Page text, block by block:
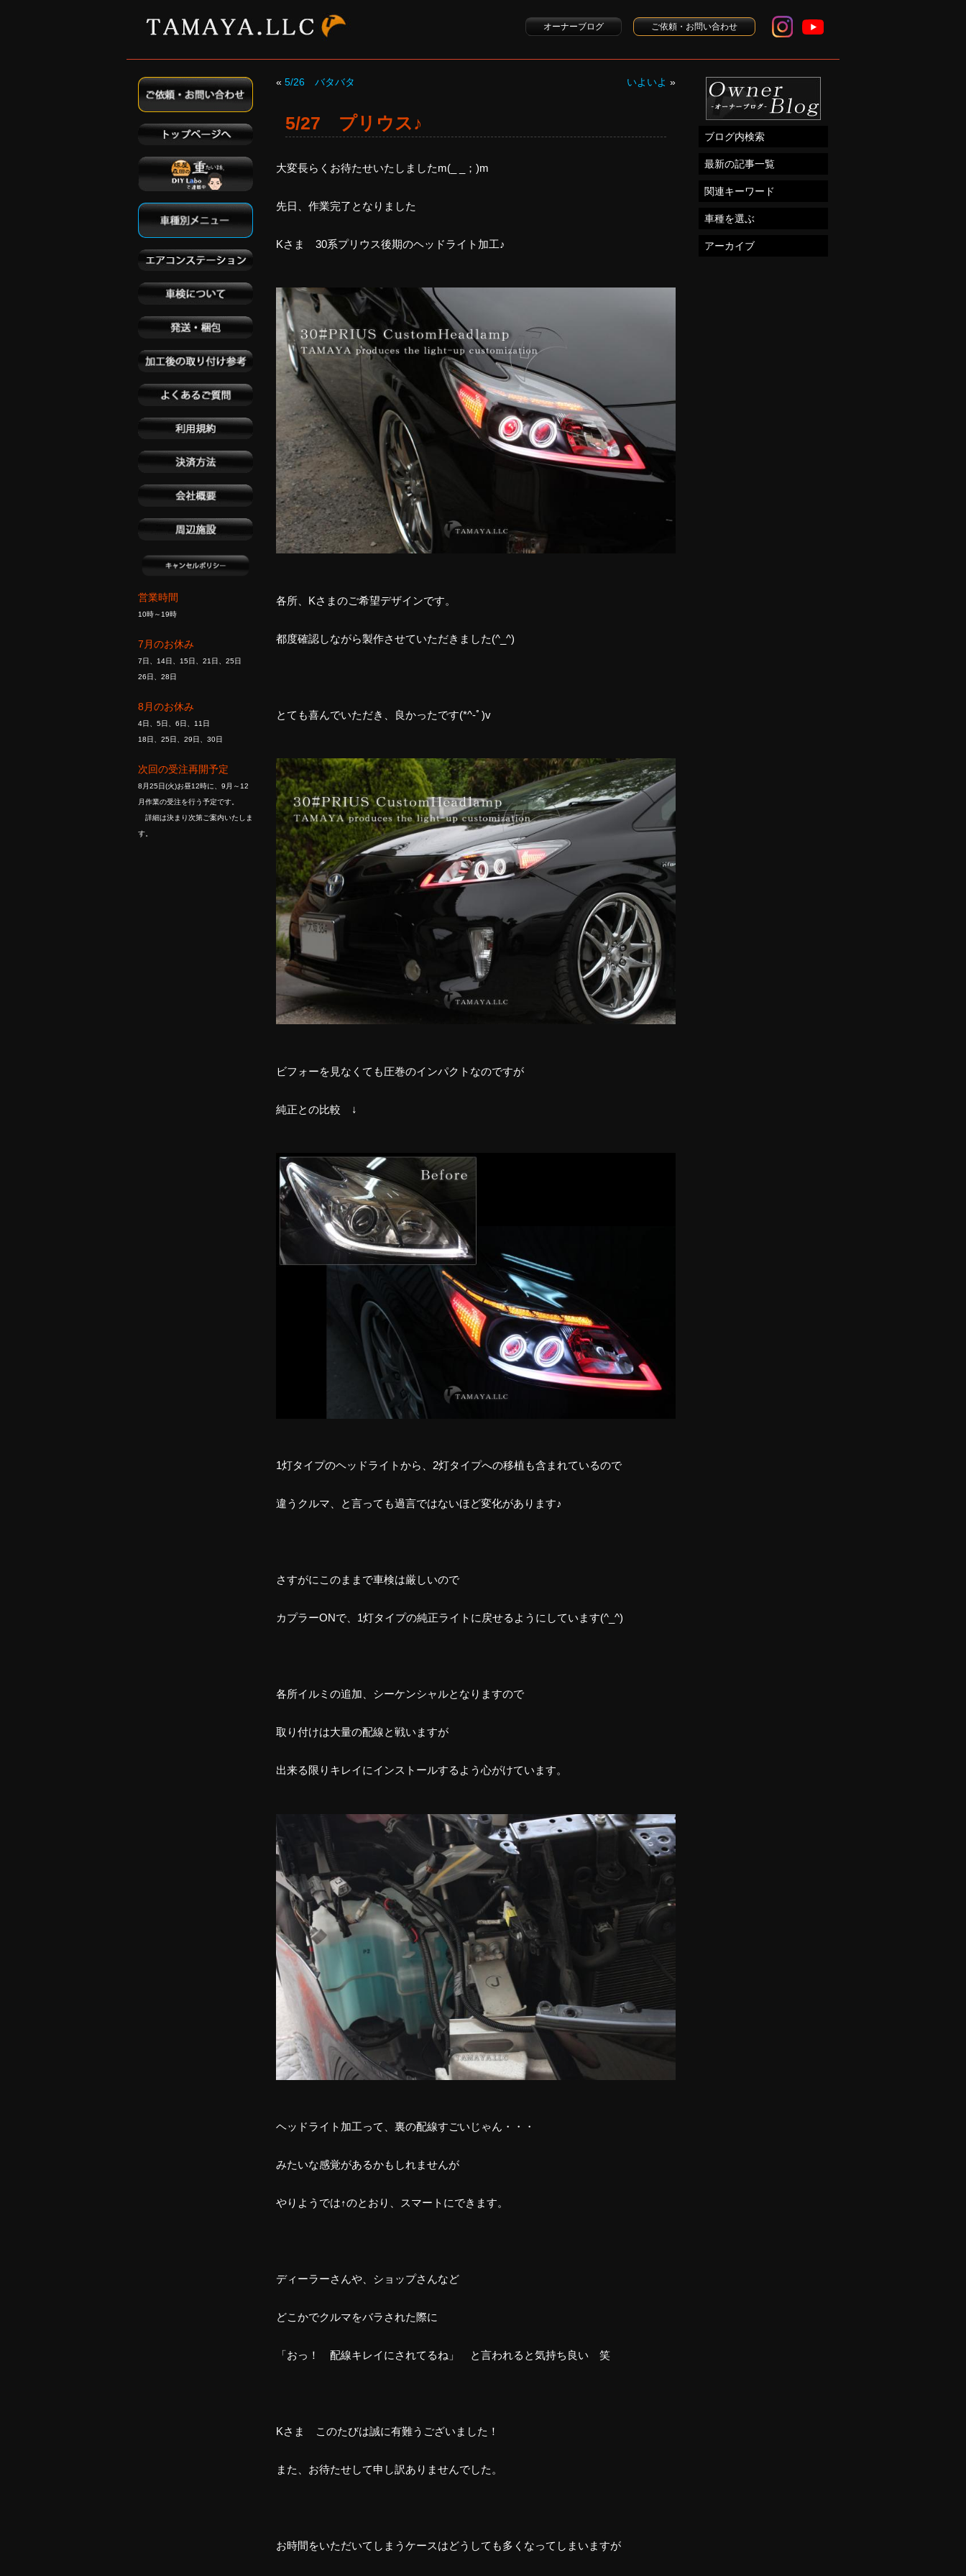
オーナーブログ ご依頼・お問い合わせ
« 5/26 バタバタ いよいよ »
5/27 プリウス♪
大変長らくお待たせいたしましたm(_ _；)m
先日、作業完了となりました
Kさま 30系プリウス後期のヘッドライト加工♪
各所、Kさまのご希望デザインです。
都度確認しながら製作させていただきました(^_^)
とても喜んでいただき、良かったです(*^-ﾟ)v
ビフォーを見なくても圧巻のインパクトなのですが
純正との比較 ↓
1灯タイプのヘッドライトから、2灯タイプへの移植も含まれているので
違うクルマ、と言っても過言ではないほど変化があります♪
さすがにこのままで車検は厳しいので
カプラーONで、1灯タイプの純正ライトに戻せるようにしています(^_^)
各所イルミの追加、シーケンシャルとなりますので
取り付けは大量の配線と戦いますが
出来る限りキレイにインストールするよう心がけています。
ヘッドライト加工って、裏の配線すごいじゃん・・・
みたいな感覚があるかもしれませんが
やりようでは↑のとおり、スマートにできます。
ディーラーさんや、ショップさんなど
どこかでクルマをバラされた際に
「おっ！ 配線キレイにされてるね」 と言われると気持ち良い 笑
Kさま このたびは誠に有難うございました！
また、お待たせして申し訳ありませんでした。
お時間をいただいてしまうケースはどうしても多くなってしまいますが
営業時間
10時～19時
7月のお休み
7日、14日、15日、21日、25日
26日、28日
8月のお休み
4日、5日、6日、11日
18日、25日、29日、30日
次回の受注再開予定
8月25日(火)お昼12時に、9月～12
月作業の受注を行う予定です。
詳細は決まり次第ご案内いたしま
す。
ブログ内検索
最新の記事一覧
関連キーワード
車種を選ぶ
アーカイブ